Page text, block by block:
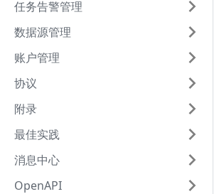
任务告警管理
数据源管理
账户管理
协议
附录
最佳实践
消息中心
OpenAPI